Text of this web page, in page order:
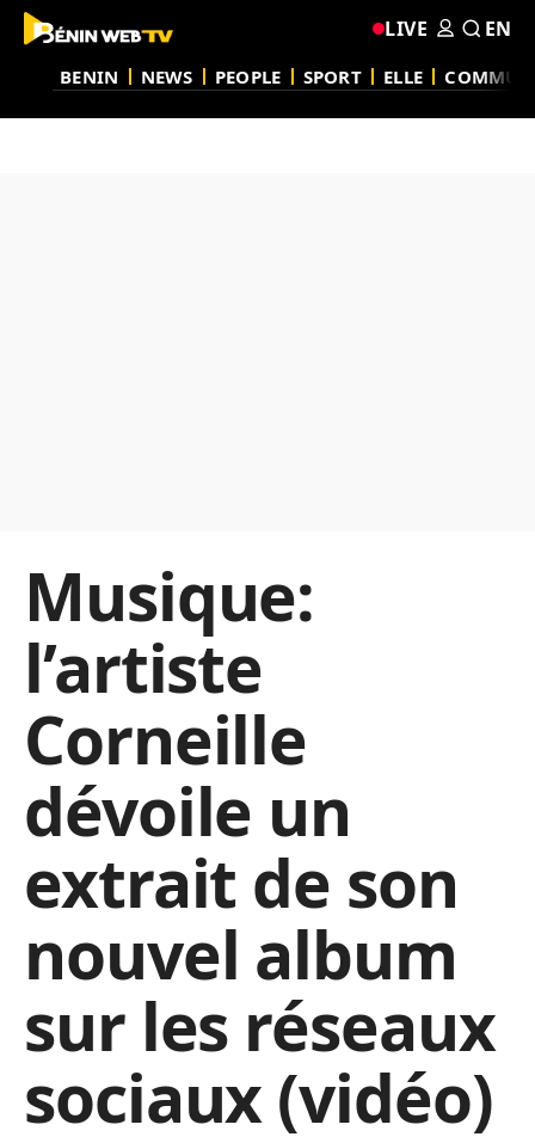
BENIN NEWS PEOPLE SPORT ELLE
LIVE EN
Musique:
l’artiste
Corneille
dévoile un
extrait de son
nouvel album
sur les réseaux
sociaux (vidéo)